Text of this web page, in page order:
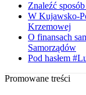
Znaleźć
W Kujawsko-
Krzemowej
O finansach
Samorządów
Pod hasłem
Promowane treści